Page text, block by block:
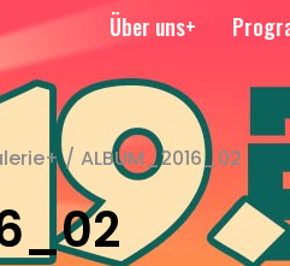
Über uns+
/ ALBUM_2016_02